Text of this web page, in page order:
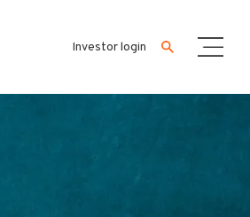
Investor login